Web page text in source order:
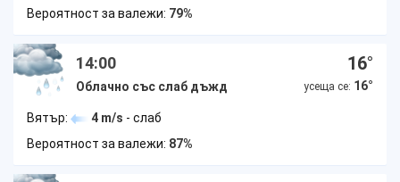
Вероятност за валежи: 79%
14:00
Облачно със слаб дъжд
16°
усеща се: 16°
Вятър: 4 m/s - слаб
Вероятност за валежи: 87%